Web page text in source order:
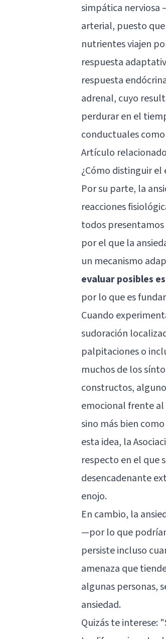
simpática nerviosa
arterial, puesto
nutrientes viajen
respuesta
respuesta
adrenal, cuyo
perdurar en el
conductuales
Artículo
¿Cómo distinguir el
Por su parte, la
reacciones
todos
por el que la
un mecanismo
evaluar posibles
por lo que es
Cuando
sudoración
palpitaciones o
muchos de los
constructos,
emocional frente al
sino más bien
esta idea, la
respecto en el que
desencadenante
enojo.
En cambio, la
—por lo que
persiste incluso
amenaza que
algunas personas,
ansiedad.
Quizás te interese: